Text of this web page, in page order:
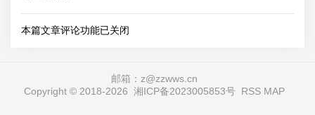
本篇文章评论功能已关闭
邮箱：z@zzwws.cn
Copyright © 2018-2026 湘ICP备2023005853号 RSS MAP